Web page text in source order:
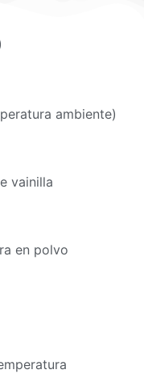
ambiente)
vainilla
en polvo